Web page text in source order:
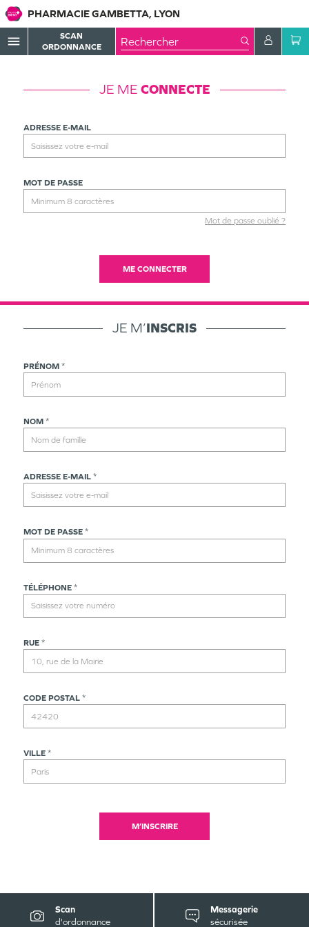
PHARMACIE GAMBETTA, LYON
menu
SCAN
ORDONNANCE
JE M’INSCRIS
PRÉNOM *
NOM *
ADRESSE E-MAIL *
MOT DE PASSE *
TÉLÉPHONE *
RUE *
CODE POSTAL *
VILLE *
M’INSCRIRE
JE ME CONNECTE
ADRESSE E-MAIL
MOT DE PASSE
Mot de passe oublié ?
ME CONNECTER
Scan
d'ordonnance
Messagerie
sécurisée